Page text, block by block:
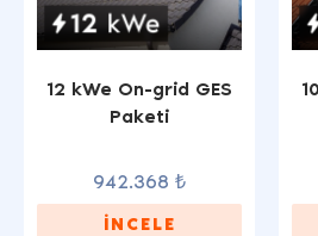
12 kWe On-grid GES
Paketi
942.368 ₺
İNCELE